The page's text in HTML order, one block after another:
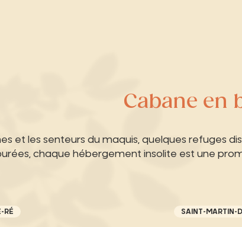
Cabane en
et les senteurs du maquis, quelques refuges
chaque hébergement insolite est une
RÉ SAINT-MARTIN-